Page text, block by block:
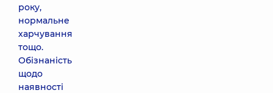
року,
нормальне
харчування
тощо.
Обізнаність
щодо
наявності